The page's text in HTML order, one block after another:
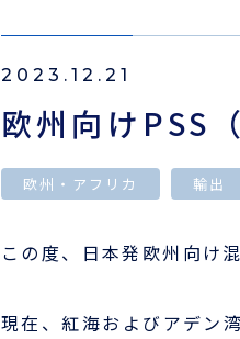
サービス
輸出海上混載輸送（
輸入海上混載輸送（
Asian Express
国際物流でお困りの方
事例
2023.12.21
欧州向けPSS
欧州・アフリカ 輸出
この度、日本発欧州向け
現在、紅海およびアデン